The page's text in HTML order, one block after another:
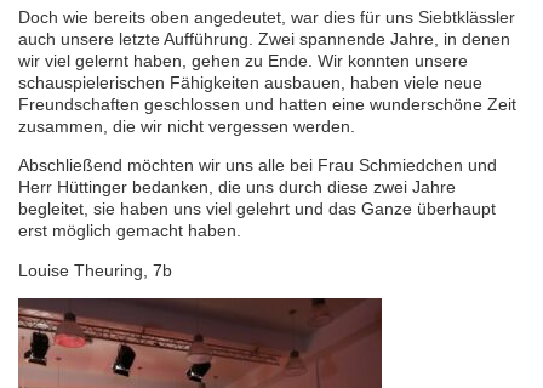
Doch wie bereits oben angedeutet, war dies für uns Siebtklässler
auch unsere letzte Aufführung. Zwei spannende Jahre, in denen
wir viel gelernt haben, gehen zu Ende. Wir konnten unsere
schauspielerischen Fähigkeiten ausbauen, haben viele neue
Freundschaften geschlossen und hatten eine wunderschöne Zeit
zusammen, die wir nicht vergessen werden.
Abschließend möchten wir uns alle bei Frau Schmiedchen und
Herr Hüttinger bedanken, die uns durch diese zwei Jahre
begleitet, sie haben uns viel gelehrt und das Ganze überhaupt
erst möglich gemacht haben.
Louise Theuring, 7b